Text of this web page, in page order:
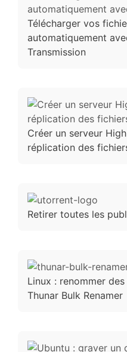
Télécharger vos
automatiquement
Transmission
Créer un serveur
réplication des
Retirer toutes les
Linux : renommer
Thunar Bulk Renamer